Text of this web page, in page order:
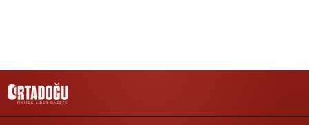
Kocaeli